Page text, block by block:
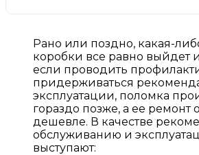
Рано или поздно, какая-
коробки все равно выйдет
если проводить
придерживаться
эксплуатации, поломка
гораздо позже, а ее ремонт
дешевле. В качестве
обслуживанию и
выступают: